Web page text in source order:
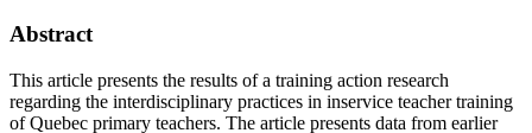
Abstract
This article presents the results of a training action research
regarding the interdisciplinary practices in inservice teacher training
of Quebec primary teachers. The article presents data from earlier